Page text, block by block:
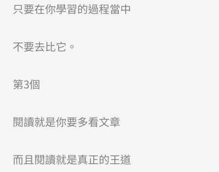
只要在你學習的過程當中
不要去比它。
第3個
閱讀就是你要多看文章
而且閱讀就是真正的王道